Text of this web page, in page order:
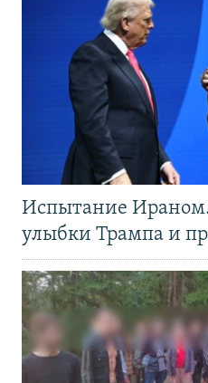
Испытание
улыбки Трампа и